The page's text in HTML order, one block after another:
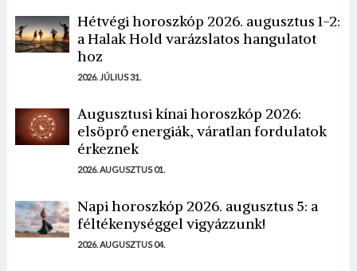
Hétvégi horoszkóp 2026. augusztus 1-2:
a Halak Hold varázslatos hangulatot
hoz
2026. JÚLIUS 31.
Augusztusi kínai horoszkóp 2026:
elsöprő energiák, váratlan fordulatok
érkeznek
2026. AUGUSZTUS 01.
Napi horoszkóp 2026. augusztus 5: a
féltékenységgel vigyázzunk!
2026. AUGUSZTUS 04.